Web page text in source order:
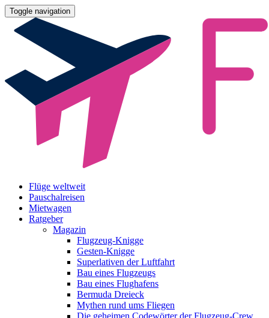
Toggle navigation
Flüge weltweit
Pauschalreisen
Mietwagen
Ratgeber
Magazin
Flugzeug-Knigge
Gesten-Knigge
Superlativen der Luftfahrt
Bau eines Flugzeugs
Bau eines Flughafens
Bermuda Dreieck
Mythen rund ums Fliegen